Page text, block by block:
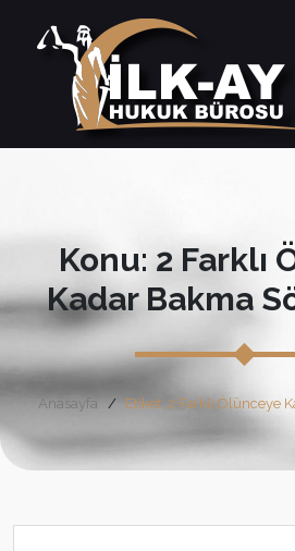
Konu: 2 Farklı
Kadar Bakma
Anasayfa Etiket: 2 Farklı Ölünceye